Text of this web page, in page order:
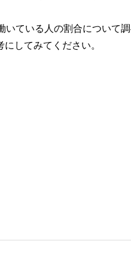
ている人の割合について
してみてください。